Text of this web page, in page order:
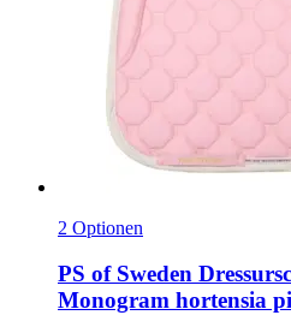
2 Optionen
PS of Sweden
Monogram hortensia